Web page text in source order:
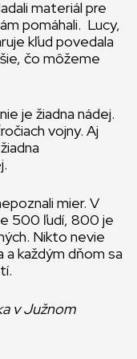
materiál pre
pomáhali. Lucy,
kľud povedala
čo môžeme
je žiadna nádej.
vojny. Aj
mier. V
500 ľudí, 800 je
Nikto nevie
a každým dňom sa
v Južnom